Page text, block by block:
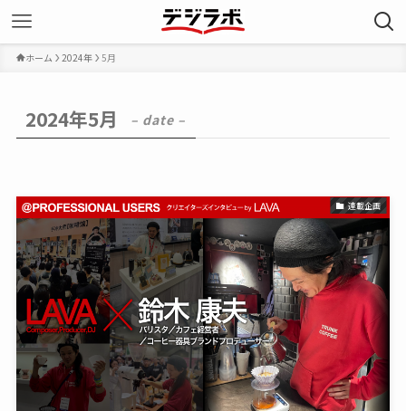
ホーム 2024年 5月
2024年5月 – date –
連載企画